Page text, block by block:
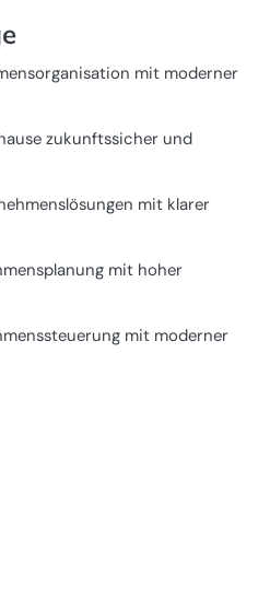
mit moderner
zukunftssicher und
mit klarer
mit hoher
mit moderner